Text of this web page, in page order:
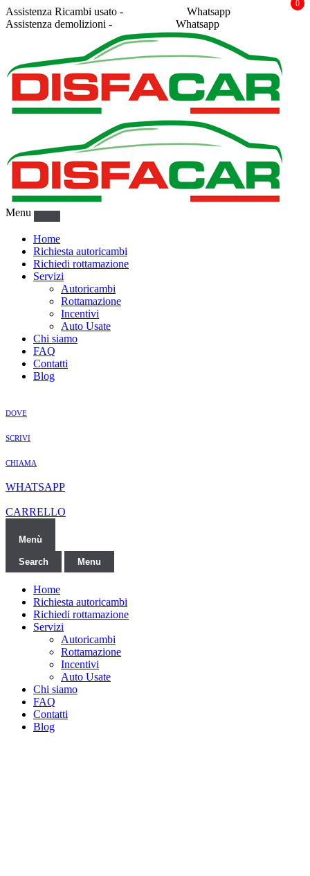
Assistenza Ricambi usato -
Whatsapp
Assistenza demolizioni -
Whatsapp
Menu
Home
Richiesta autoricambi
Richiedi rottamazione
Servizi
Autoricambi
Rottamazione
Incentivi
Auto Usate
Chi siamo
FAQ
Contatti
Blog
DOVE
SCRIVI
CHIAMA
WHATSAPP
0
CARRELLO
Menù
Search Menu
Home
Richiesta autoricambi
Richiedi rottamazione
Servizi
Autoricambi
Rottamazione
Incentivi
Auto Usate
Chi siamo
FAQ
Contatti
Blog